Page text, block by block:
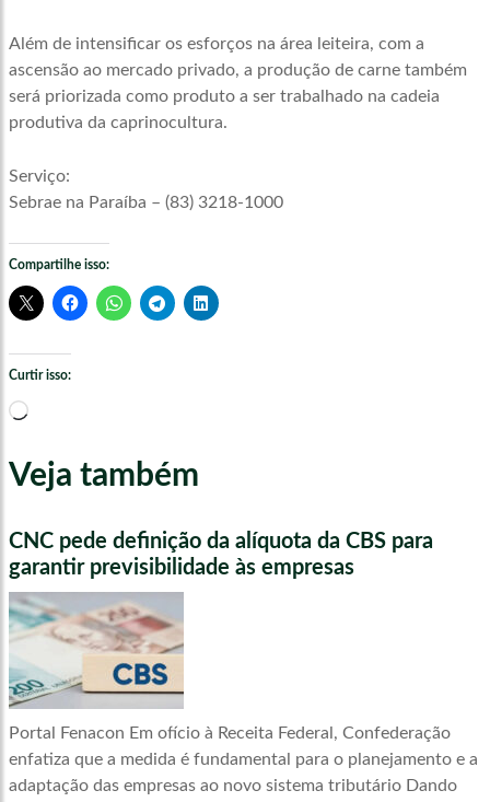
Além de intensificar os esforços na área leiteira, com a
ascensão ao mercado privado, a produção de carne também
será priorizada como produto a ser trabalhado na cadeia
produtiva da caprinocultura.
Serviço:
Sebrae na Paraíba – (83) 3218-1000
Compartilhe isso:
Curtir isso:
Carregando...
Veja também
CNC pede definição da alíquota da CBS para
garantir previsibilidade às empresas
Portal Fenacon Em ofício à Receita Federal, Confederação
enfatiza que a medida é fundamental para o planejamento e a
adaptação das empresas ao novo sistema tributário Dando